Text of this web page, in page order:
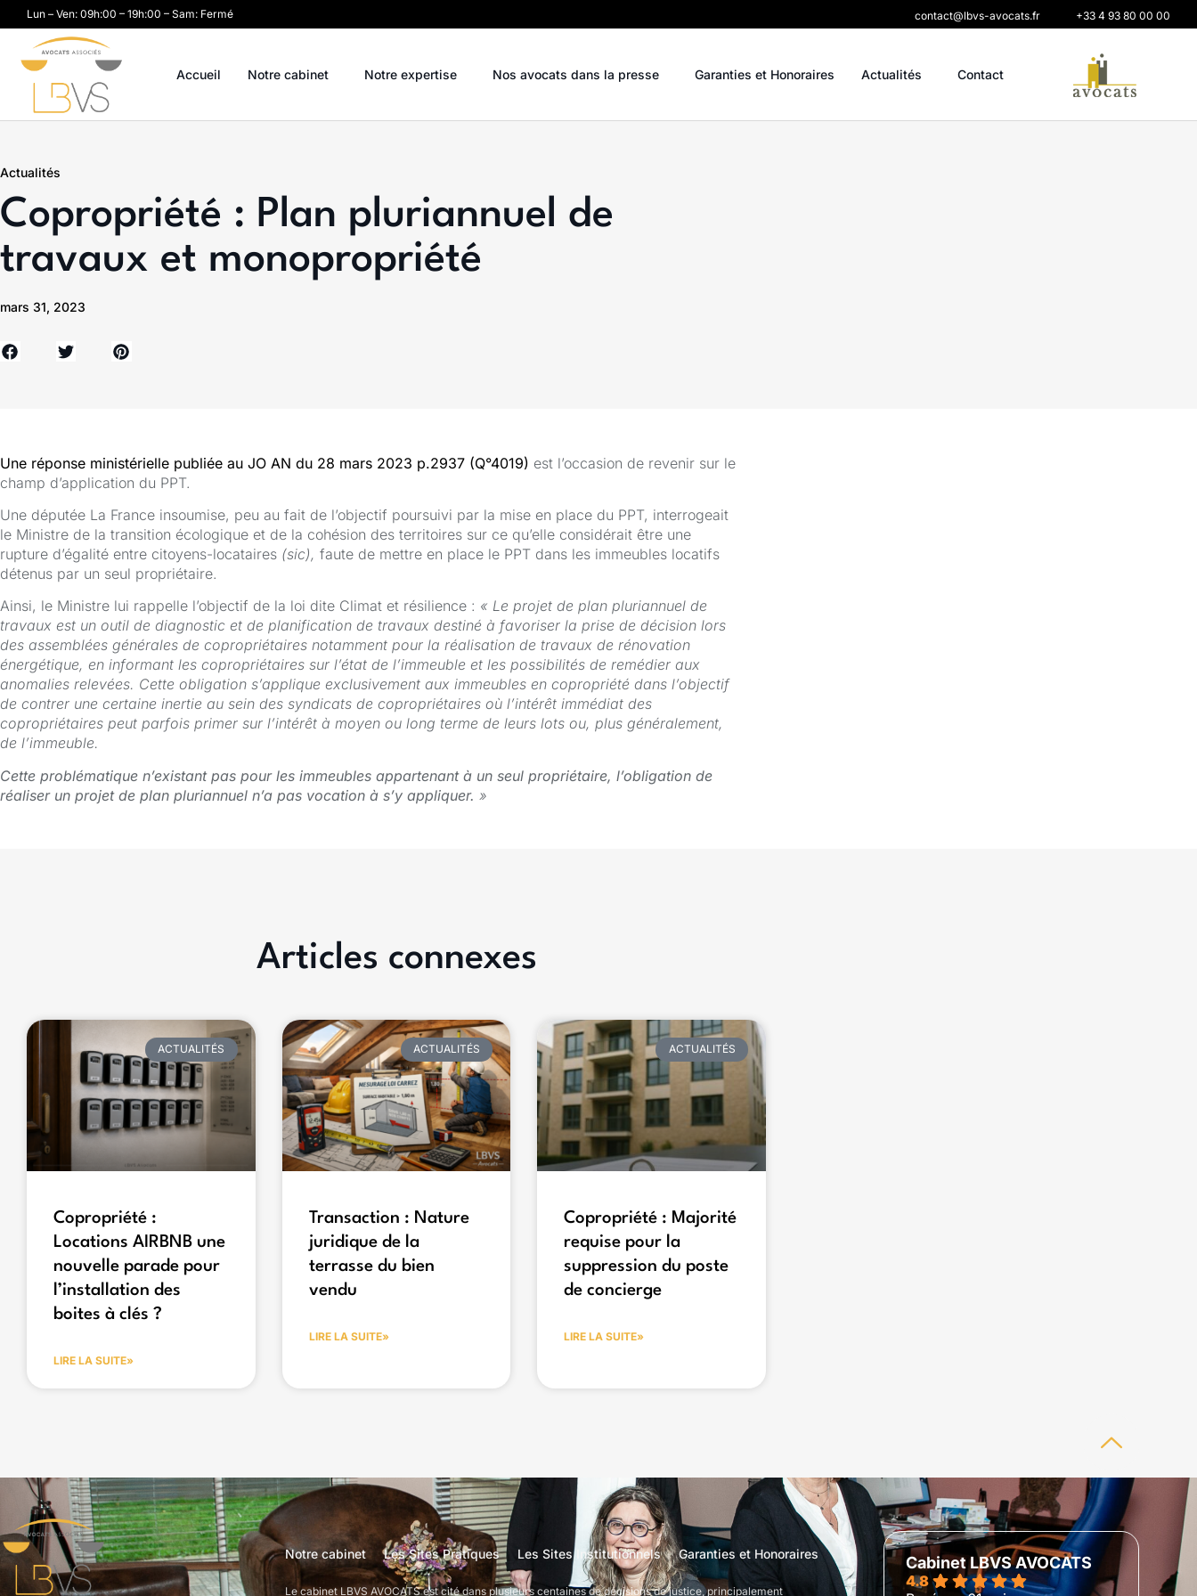
Lun – Ven: 09h:00 – 19h:00 – Sam: Fermé contact@lbvs-avocats.fr +33 4 93 80 00 00
Accueil Notre cabinet Notre expertise Nos avocats dans la presse Garanties et Honoraires Actualités Contact
Actualités
Copropriété : Plan pluriannuel de
travaux et monopropriété
mars 31, 2023
Une réponse ministérielle publiée au JO AN du 28 mars 2023 p.2937 (Q°4019) est l’occasion de revenir sur le
champ d’application du PPT.
Une députée La France insoumise, peu au fait de l’objectif poursuivi par la mise en place du PPT, interrogeait
le Ministre de la transition écologique et de la cohésion des territoires sur ce qu’elle considérait être une
rupture d’égalité entre citoyens-locataires (sic), faute de mettre en place le PPT dans les immeubles locatifs
détenus par un seul propriétaire.
Ainsi, le Ministre lui rappelle l’objectif de la loi dite Climat et résilience : « Le projet de plan pluriannuel de
travaux est un outil de diagnostic et de planification de travaux destiné à favoriser la prise de décision lors
des assemblées générales de copropriétaires notamment pour la réalisation de travaux de rénovation
énergétique, en informant les copropriétaires sur l’état de l’immeuble et les possibilités de remédier aux
anomalies relevées. Cette obligation s’applique exclusivement aux immeubles en copropriété dans l’objectif
de contrer une certaine inertie au sein des syndicats de copropriétaires où l’intérêt immédiat des
copropriétaires peut parfois primer sur l’intérêt à moyen ou long terme de leurs lots ou, plus généralement,
de l’immeuble.
Cette problématique n’existant pas pour les immeubles appartenant à un seul propriétaire, l’obligation de
réaliser un projet de plan pluriannuel n’a pas vocation à s’y appliquer. »
Articles connexes
ACTUALITÉS
Copropriété :
Locations AIRBNB une
nouvelle parade pour
l’installation des
boites à clés ?
LIRE LA SUITE»
ACTUALITÉS
Transaction : Nature
juridique de la
terrasse du bien
vendu
LIRE LA SUITE»
ACTUALITÉS
Copropriété : Majorité
requise pour la
suppression du poste
de concierge
LIRE LA SUITE»
Notre cabinet Les Sites Pratiques Les Sites Institutionnels Garanties et Honoraires
Le cabinet LBVS AVOCATS est cité dans plusieurs centaines de décisions de justice, principalement
Cabinet LBVS AVOCATS
4.8